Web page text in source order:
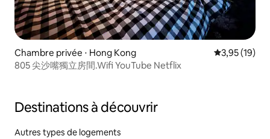
Chambre privée ⋅ Hong Kong Évaluation
3,95 (19)
805 尖沙嘴獨立房間.Wifi YouTube Netflix
Destinations à découvrir
Autres types de logements